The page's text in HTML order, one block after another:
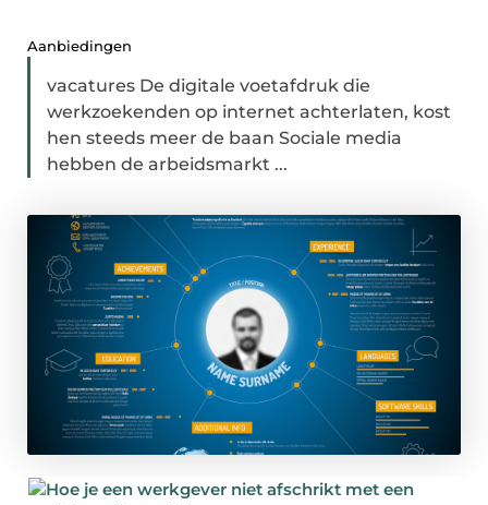
Aanbiedingen
vacatures De digitale voetafdruk die
werkzoekenden op internet achterlaten, kost
hen steeds meer de baan Sociale media
hebben de arbeidsmarkt ...